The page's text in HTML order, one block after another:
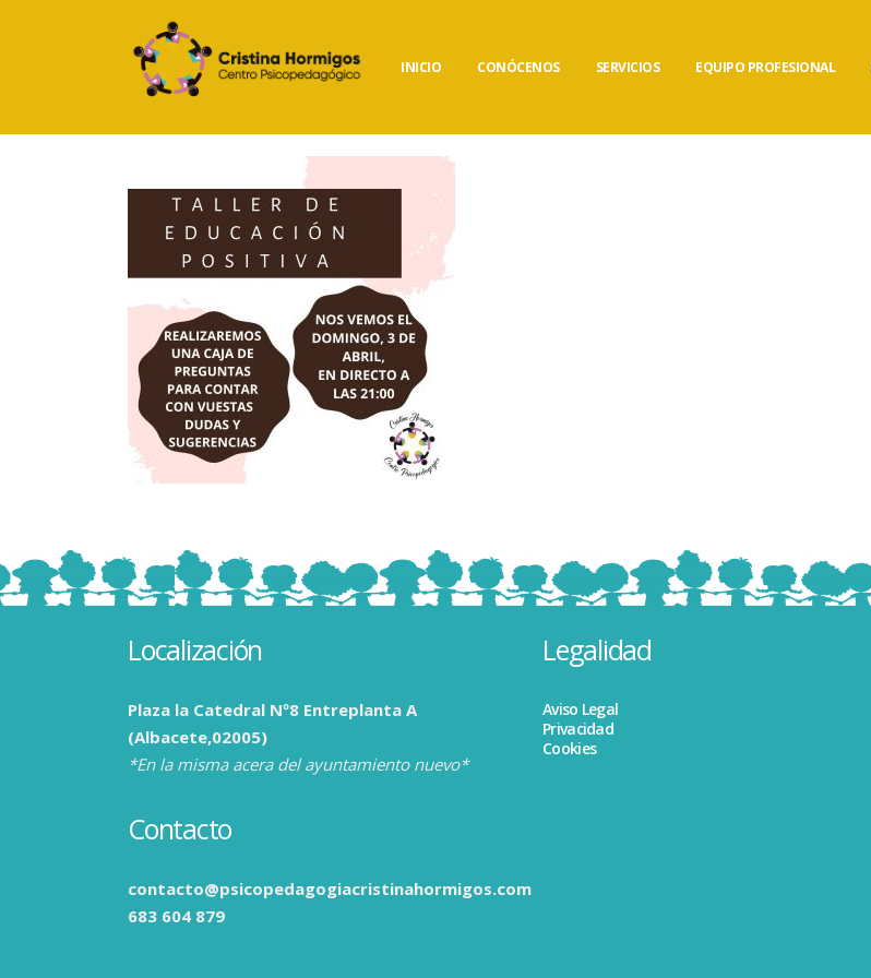
INICIO CONÓCENOS SERVICIOS EQUIPO PROFESIONAL
Localización
Plaza la Catedral Nº8 Entreplanta A
(Albacete,02005)
*En la misma acera del ayuntamiento nuevo*
Contacto
contacto@psicopedagogiacristinahormigos.com
683 604 879
Legalidad
Aviso Legal
Privacidad
Cookies